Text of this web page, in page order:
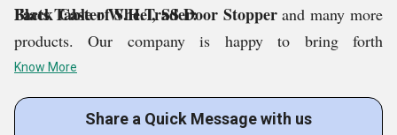
Black Caster Wheel, SS Door Stopper and many more
products. Our company is happy to bring forth
Innovative, Ariom, Hari, Marshal and many more
popular brands of industrial products in the Indian
marketplace. We are also an Authorized Dealer of JK
Facts Table of S.H.Trader:
Know More
Share a Quick Message with us